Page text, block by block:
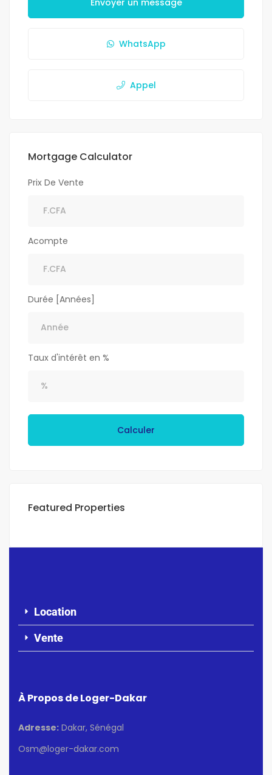
WhatsApp
Appel
Mortgage Calculator
Prix De Vente
Acompte
Durée [Années]
Taux d'intérêt en %
Calculer
Featured Properties
Location
Vente
À Propos de Loger-Dakar
Adresse: Dakar, Sénégal
Osm@loger-dakar.com